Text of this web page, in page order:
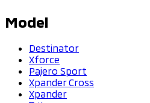
Model
Destinator
Xforce
Pajero Sport
Xpander Cross
Xpander